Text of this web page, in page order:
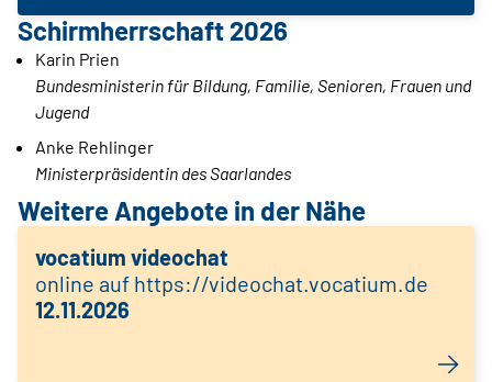
Schirmherrschaft 2026
Karin Prien
Bundesministerin für Bildung, Familie, Senioren, Frauen und
Jugend
Anke Rehlinger
Ministerpräsidentin des Saarlandes
Weitere Angebote in der Nähe
vocatium videochat
online auf https://videochat.vocatium.de
12.11.2026